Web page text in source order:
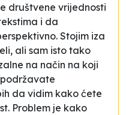
društvene vrijednosti
i da
Stojim iza
ali sam isto tako
na način na koji
podržavate
da vidim kako ćete
Problem je kako